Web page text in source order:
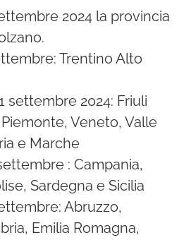
2024 la provincia
Trentino Alto
settembre 2024: Friuli
Veneto, Valle
e Marche
: Campania,
Sardegna e Sicilia
Abruzzo,
Emilia Romagna,